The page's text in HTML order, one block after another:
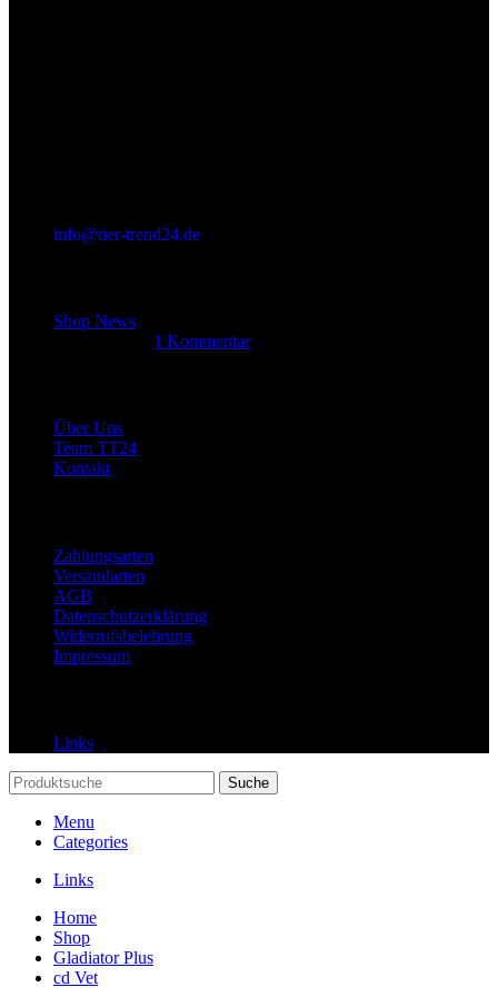
info@tier-trend24.de
Shop News
1 Kommentar
Über Uns
Team TT24
Kontakt
Zahlungsarten
Versandarten
AGB
Datenschutzerklärung
Widerrufsbelehrung
Impressum
Links
Suche
Menu
Categories
Links
Home
Shop
Gladiator Plus
cd Vet